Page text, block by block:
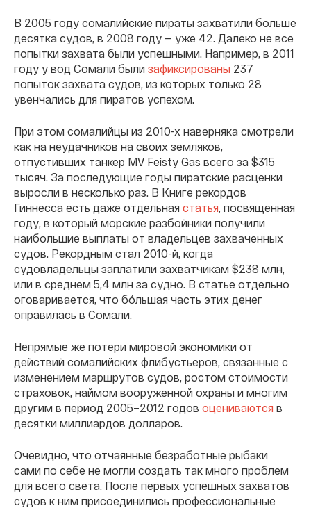
В 2005 году сомалийские пираты захватили больше
десятка судов, в 2008 году — уже 42. Далеко не все
попытки захвата были успешными. Например, в 2011
году у вод Сомали были зафиксированы 237
попыток захвата судов, из которых только 28
увенчались для пиратов успехом.
При этом сомалийцы из 2010-х наверняка смотрели
как на неудачников на своих земляков,
отпустивших танкер MV Feisty Gas всего за $315
тысяч. За последующие годы пиратские расценки
выросли в несколько раз. В Книге рекордов
Гиннесса есть даже отдельная статья, посвященная
году, в который морские разбойники получили
наибольшие выплаты от владельцев захваченных
судов. Рекордным стал 2010-й, когда
судовладельцы заплатили захватчикам $238 млн,
или в среднем 5,4 млн за судно. В статье отдельно
оговаривается, что бóльшая часть этих денег
оправилась в Сомали.
Непрямые же потери мировой экономики от
действий сомалийских флибустьеров, связанные с
изменением маршрутов судов, ростом стоимости
страховок, наймом вооруженной охраны и многим
другим в период 2005–2012 годов оцениваются в
десятки миллиардов долларов.
Очевидно, что отчаянные безработные рыбаки
сами по себе не могли создать так много проблем
для всего света. После первых успешных захватов
судов к ним присоединились профессиональные